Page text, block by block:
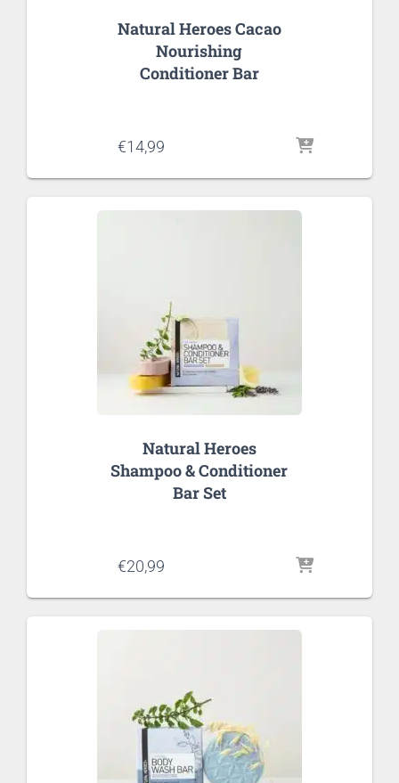
Natural Heroes Cacao
Nourishing
Conditioner Bar
€14,99
Natural Heroes
Shampoo & Conditioner
Bar Set
€20,99